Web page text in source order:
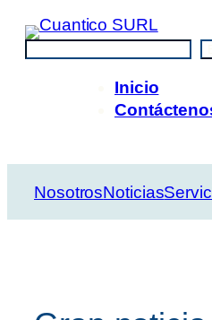
Saltar
contenido
Inicio
NosotrosNoticias